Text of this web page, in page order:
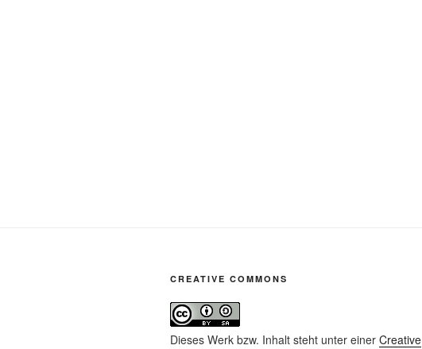
CREATIVE COMMONS
Dieses Werk bzw. Inhalt steht unter einer Creative